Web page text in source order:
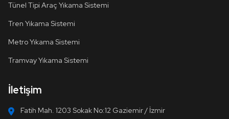
Tünel Tipi Araç Yıkama Sistemi
Tren Yıkama Sistemi
Metro Yıkama Sistemi
Tramvay Yıkama Sistemi
İletişim
Fatih Mah. 1203 Sokak No:12 Gaziemir / İzmir